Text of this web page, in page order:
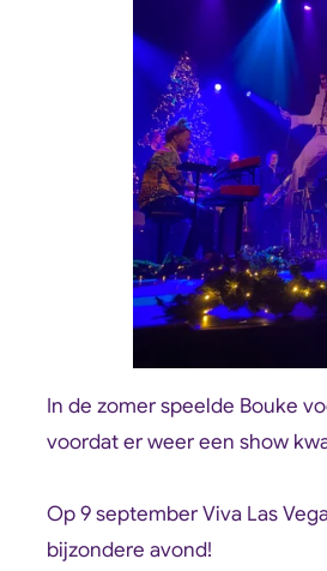
In de zomer speelde Bouke
voordat er weer een show
Op 9 september Viva Las
bijzondere avond!